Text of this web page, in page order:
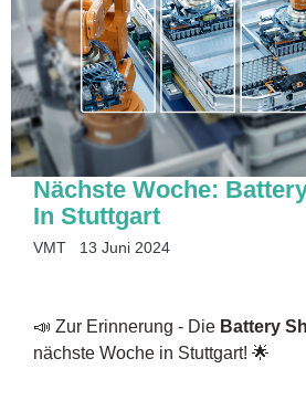
Nächste Woche:
In Stuttgart
VMT 13 Juni 2024
📣 Zur Erinnerung - Die Battery
nächste Woche in Stuttgart! 🌟